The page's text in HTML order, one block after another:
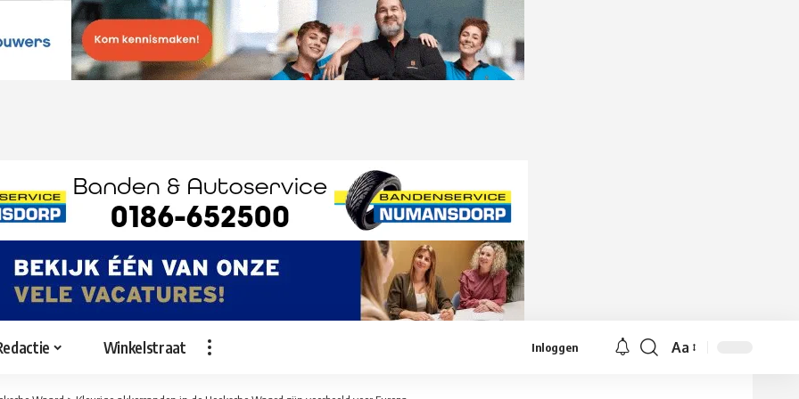
Winkelstraat Inloggen
Lettergrootte
Aa